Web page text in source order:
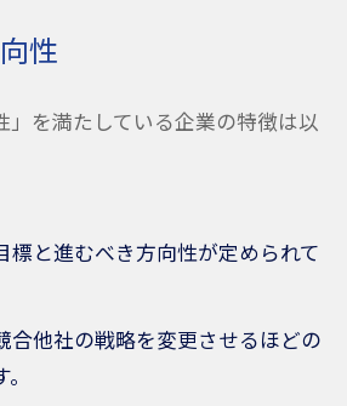
性
」を満たしている企業の特徴は以
標と進むべき方向性が定められて
合他社の戦略を変更させるほどの